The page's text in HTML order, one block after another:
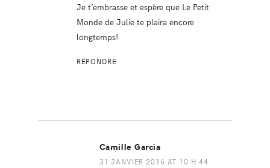
Je t’embrasse et espère que Le Petit
Monde de Julie te plaira encore
longtemps!
RÉPONDRE
Camille Garcia
31 JANVIER 2016 AT 10 H 44